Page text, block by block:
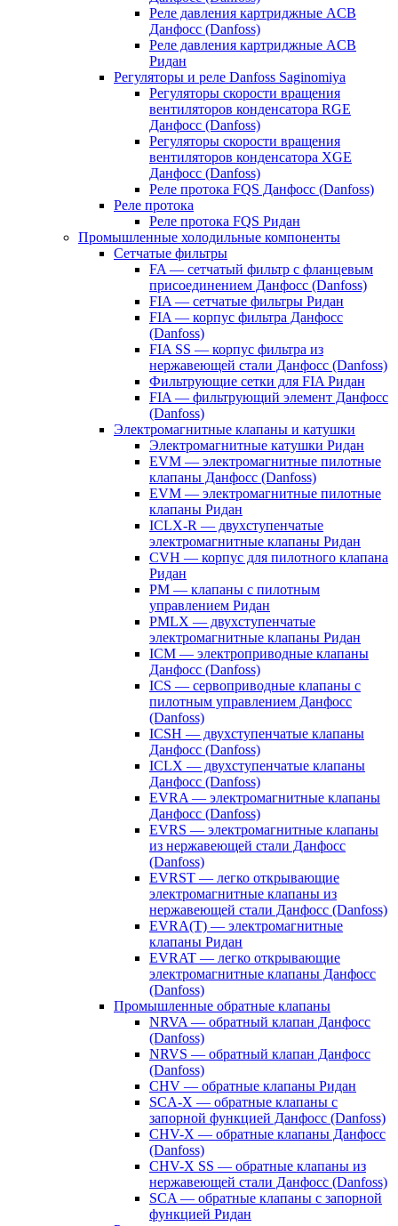
Реле давления картриджные ACB
Данфосс (Danfoss)
Реле давления картриджные ACB
Ридан
Регуляторы и реле Danfoss Saginomiya
Регуляторы скорости вращения
вентиляторов конденсатора RGE
Данфосс (Danfoss)
Регуляторы скорости вращения
вентиляторов конденсатора XGE
Данфосс (Danfoss)
Реле протока FQS Данфосс (Danfoss)
Реле протока
Реле протока FQS Ридан
Промышленные холодильные компоненты
Сетчатые фильтры
FA — сетчатый фильтр с фланцевым
присоединением Данфосс (Danfoss)
FIA — сетчатые фильтры Ридан
FIA — корпус фильтра Данфосс
(Danfoss)
FIA SS — корпус фильтра из
нержавеющей стали Данфосс (Danfoss)
Фильтрующие сетки для FIA Ридан
FIA — фильтрующий элемент Данфосс
(Danfoss)
Электромагнитные клапаны и катушки
Электромагнитные катушки Ридан
EVM — электромагнитные пилотные
клапаны Данфосс (Danfoss)
EVM — электромагнитные пилотные
клапаны Ридан
ICLX-R — двухступенчатые
электромагнитные клапаны Ридан
CVH — корпус для пилотного клапана
Ридан
PM — клапаны с пилотным
управлением Ридан
PMLX — двухступенчатые
электромагнитные клапаны Ридан
ICM — электроприводные клапаны
Данфосс (Danfoss)
ICS — сервоприводные клапаны с
пилотным управлением Данфосс
(Danfoss)
ICSH — двухступенчатые клапаны
Данфосс (Danfoss)
ICLX — двухступенчатые клапаны
Данфосс (Danfoss)
EVRA — электромагнитные клапаны
Данфосс (Danfoss)
EVRS — электромагнитные клапаны
из нержавеющей стали Данфосс
(Danfoss)
EVRST — легко открывающие
электромагнитные клапаны из
нержавеющей стали Данфосс (Danfoss)
EVRA(T) — электромагнитные
клапаны Ридан
EVRAT — легко открывающие
электромагнитные клапаны Данфосс
(Danfoss)
Промышленные обратные клапаны
NRVA — обратный клапан Данфосс
(Danfoss)
NRVS — обратный клапан Данфосс
(Danfoss)
CHV — обратные клапаны Ридан
SCA-X — обратные клапаны с
запорной функцией Данфосс (Danfoss)
CHV-X — обратные клапаны Данфосс
(Danfoss)
CHV-X SS — обратные клапаны из
нержавеющей стали Данфосс (Danfoss)
SCA — обратные клапаны с запорной
функцией Ридан